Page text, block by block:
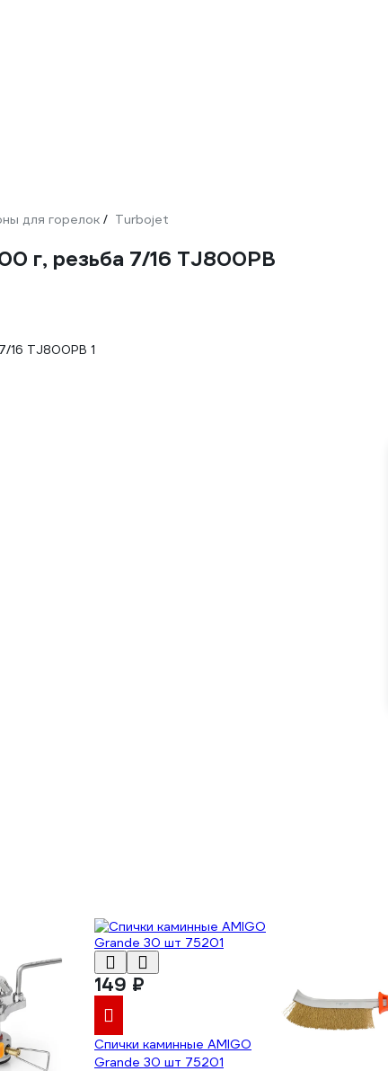
для горелок / Turbojet
г, резьба 7/16 TJ800PB
149 ₽
Спички каминные AMIGO
Grande 30 шт 75201